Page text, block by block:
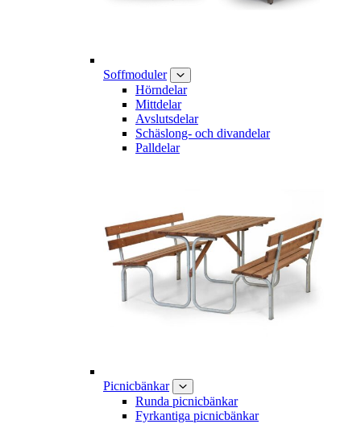
Soffmoduler
Hörndelar
Mittdelar
Avslutsdelar
Schäslong- och divandelar
Palldelar
Picnicbänkar
Runda picnicbänkar
Fyrkantiga picnicbänkar